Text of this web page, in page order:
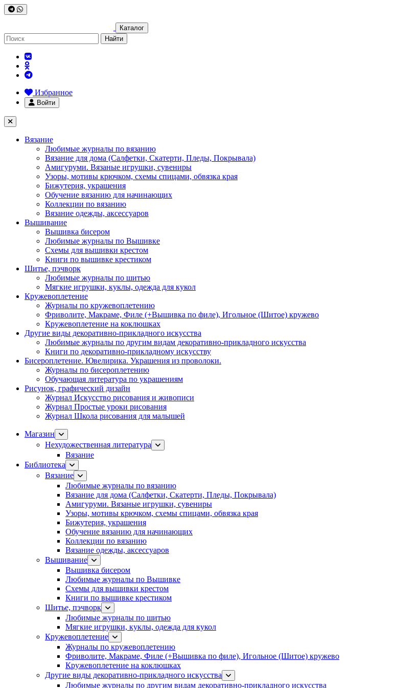
Каталог
Найти
Избранное
Войти
Вязание
Любимые журналы по вязанию
Вязание для дома (Салфетки, Скатерти, Пледы, Покрывала)
Амигуруми. Вязаные игрушки, сувениры
Узоры, мотивы крючком, схемы спицами, обвязка края
Бижутерия, украшения
Обучение вязанию для начинающих
Коллекции по вязанию
Вязание одежды, аксессуаров
Вышивание
Вышивка бисером
Любимые журналы по Вышивке
Схемы для вышивки крестом
Книги по вышивке крестиком
Шитье, пэчворк
Любимые журналы по шитью
Мягкие игрушки, куклы, одежда для кукол
Кружевоплетение
Журналы по кружевоплетению
Фриволите, Макраме, Филе (+Вышивка по филе), Игольное (Шитое) кружево
Кружевоплетение на коклюшках
Другие виды декоративно-прикладного искусства
Любимые журналы по другим видам декоративно-прикладного искусства
Книги по декоративно-прикладному искусству
Бисероплетение. Ювелирика. Украшения из проволоки.
Журналы по бисероплетению
Обучающая литература по украшениям
Рисунок, графический дизайн
Журнал Искусство рисования и живописи
Журнал Простые уроки рисования
Журнал Школа рисования для малышей
Магазин
Нехудожественная литература
Вязание
Библиотека
Вязание
Любимые журналы по вязанию
Вязание для дома (Салфетки, Скатерти, Пледы, Покрывала)
Амигуруми. Вязаные игрушки, сувениры
Узоры, мотивы крючком, схемы спицами, обвязка края
Бижутерия, украшения
Обучение вязанию для начинающих
Коллекции по вязанию
Вязание одежды, аксессуаров
Вышивание
Вышивка бисером
Любимые журналы по Вышивке
Схемы для вышивки крестом
Книги по вышивке крестиком
Шитье, пэчворк
Любимые журналы по шитью
Мягкие игрушки, куклы, одежда для кукол
Кружевоплетение
Журналы по кружевоплетению
Фриволите, Макраме, Филе (+Вышивка по филе), Игольное (Шитое) кружево
Кружевоплетение на коклюшках
Другие виды декоративно-прикладного искусства
Любимые журналы по другим видам декоративно-прикладного искусства